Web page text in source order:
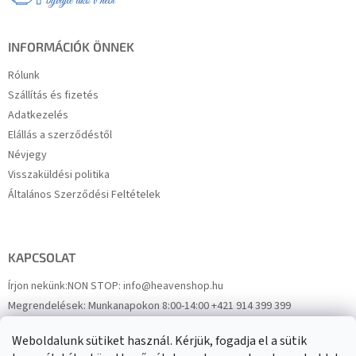
Weboldalunk sütiket használ. Kérjük, fogadja el a sütik
INFORMÁCIÓK ÖNNEK
Rólunk
Szállítás és fizetés
Adatkezelés
Elállás a szerződéstől
Névjegy
Visszaküldési politika
Általános Szerződési Feltételek
KAPCSOLAT
Írjon nekünk:NON STOP: info@heavenshop.hu
Megrendelések:Munkanapokon 8:00-14:00 +421 914 399 399
FacebookHeavenShop.sk